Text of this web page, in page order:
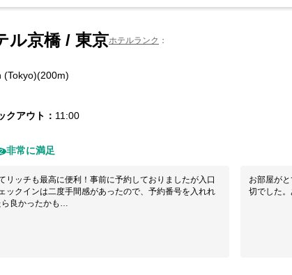
ル京橋 / 東京ホテルランク
(Tokyo)(200m)
クアウト 11:00
非常に満足
リッチも最高に便利！事前に予約しておりましたが入口
ックインは二度手間感があったので、予約番号を入れれ
ら良かったかも…
お部屋が
切でした。